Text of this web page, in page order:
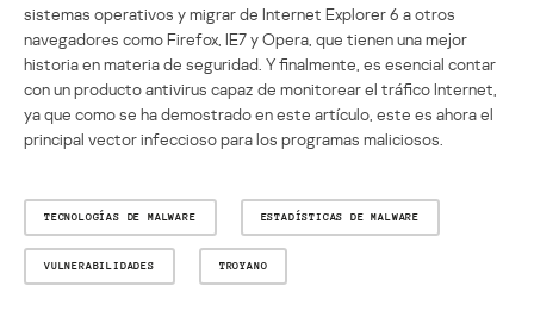
sistemas operativos y migrar de Internet Explorer 6 a otros
navegadores como Firefox, IE7 y Opera, que tienen una mejor
historia en materia de seguridad. Y finalmente, es esencial contar
con un producto antivirus capaz de monitorear el tráfico Internet,
ya que como se ha demostrado en este artículo, este es ahora el
principal vector infeccioso para los programas maliciosos.
TECNOLOGÍAS DE MALWARE ESTADÍSTICAS DE MALWARE
VULNERABILIDADES TROYANO